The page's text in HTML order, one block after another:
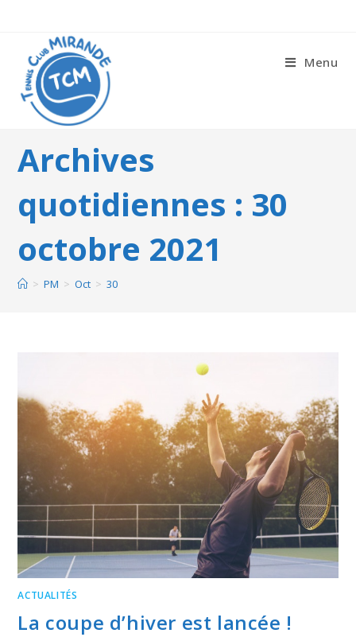
Menu
Archives
quotidiennes : 30
octobre 2021
> PM > Oct > 30
ACTUALITÉS
La coupe d’hiver est lancée !